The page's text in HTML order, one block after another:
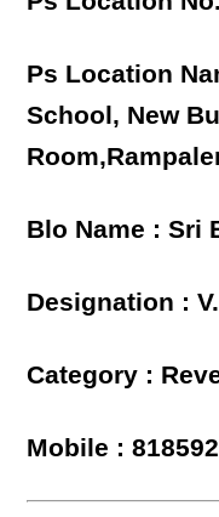
Ps Location
School, New
Blo Name : Sri
Designation :
Category :
Mobile :